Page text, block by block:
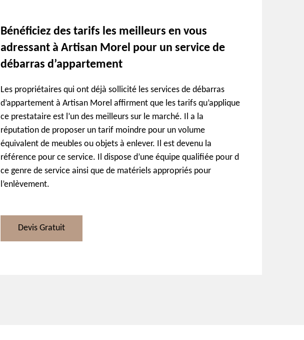
Bénéficiez des tarifs les meilleurs en vous
adressant à Artisan Morel pour un service de
débarras d’appartement
Les propriétaires qui ont déjà sollicité les services de débarras
d’appartement à Artisan Morel affirment que les tarifs qu’applique
ce prestataire est l’un des meilleurs sur le marché. Il a la
réputation de proposer un tarif moindre pour un volume
équivalent de meubles ou objets à enlever. Il est devenu la
référence pour ce service. Il dispose d’une équipe qualifiée pour d
ce genre de service ainsi que de matériels appropriés pour
l’enlèvement.
Devis Gratuit